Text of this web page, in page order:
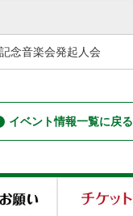
念音楽会発起人会
イベント情報一覧に戻る